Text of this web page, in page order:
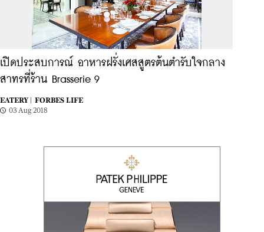
เปิดประสบการณ์ อาหารฝรั่งเศสสูตรต้นตำรับใจกลาง
สาทรที่ร้าน Brasserie 9
EATERY |
FORBES LIFE
03 Aug 2018